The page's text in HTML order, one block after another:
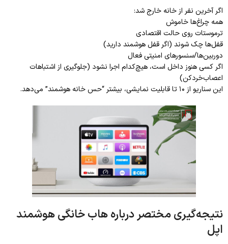
اگر آخرین نفر از خانه خارج شد:
همه چراغ‌ها خاموش
ترموستات روی حالت اقتصادی
قفل‌ها چک شوند (اگر قفل هوشمند دارید)
دوربین‌ها/سنسورهای امنیتی فعال
اگر کسی هنوز داخل است، هیچ‌کدام اجرا نشود (جلوگیری از اشتباهات
اعصاب‌خردکن)
این سناریو از ۱۰ تا قابلیت نمایشی، بیشتر “حس خانه هوشمند” می‌دهد.
نتیجه‌گیری مختصر درباره هاب خانگی هوشمند
اپل